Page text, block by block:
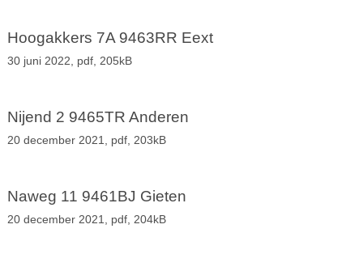
Hoogakkers 7A 9463RR Eext
30 juni 2022, pdf, 205kB
Nijend 2 9465TR Anderen
20 december 2021, pdf, 203kB
Naweg 11 9461BJ Gieten
20 december 2021, pdf, 204kB